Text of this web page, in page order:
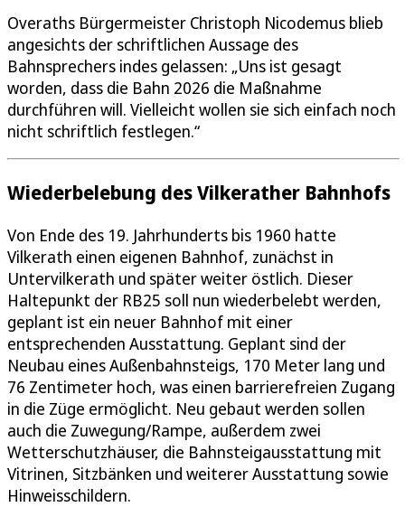
Overaths Bürgermeister Christoph Nicodemus blieb
angesichts der schriftlichen Aussage des
Bahnsprechers indes gelassen: „Uns ist gesagt
worden, dass die Bahn 2026 die Maßnahme
durchführen will. Vielleicht wollen sie sich einfach noch
nicht schriftlich festlegen.“
Wiederbelebung des Vilkerather Bahnhofs
Von Ende des 19. Jahrhunderts bis 1960 hatte
Vilkerath einen eigenen Bahnhof, zunächst in
Untervilkerath und später weiter östlich. Dieser
Haltepunkt der RB25 soll nun wiederbelebt werden,
geplant ist ein neuer Bahnhof mit einer
entsprechenden Ausstattung. Geplant sind der
Neubau eines Außenbahnsteigs, 170 Meter lang und
76 Zentimeter hoch, was einen barrierefreien Zugang
in die Züge ermöglicht. Neu gebaut werden sollen
auch die Zuwegung/Rampe, außerdem zwei
Wetterschutzhäuser, die Bahnsteigausstattung mit
Vitrinen, Sitzbänken und weiterer Ausstattung sowie
Hinweisschildern.